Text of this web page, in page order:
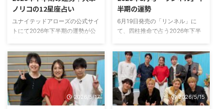
ノリコの12星座占い
ユナイテッドアローズの公式サイ
トにて2026年下半期の運勢が公
運勢 2026年下半期は、「選ぶこ
と」が大きなテーマになる半年間
ぜひ参考にしてくださいね！
半期の運勢
6月19日発売の「リンネル」に
て、四柱推命で占う2026年下半
た。リンネル 2026年8月号 下半
期の占いは下記サイトでも見るこ
とができるので、よかったらチェ
ックしてみてくださいね。↓大串
ノリコさんの四柱推命占い
2026/5/17 2026/5/15